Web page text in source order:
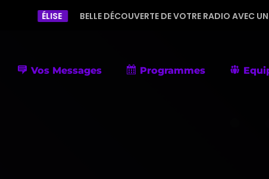
BELLE DÉCOUVERTE DE VOTRE RADIO AVEC UNE
Vos Messages Programmes